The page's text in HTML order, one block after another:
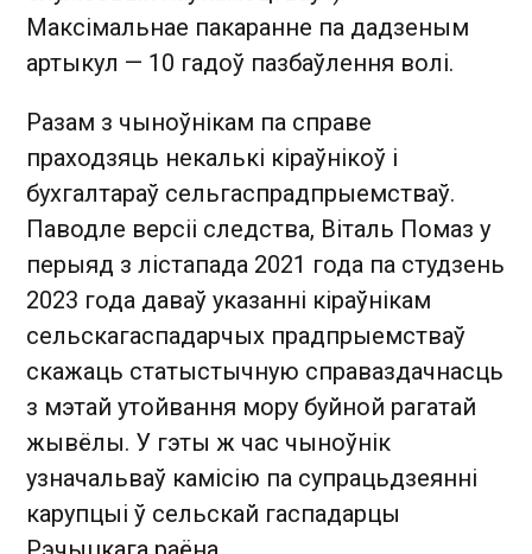
Максімальнае пакаранне па дадзеным
артыкул — 10 гадоў пазбаўлення волі.
Разам з чыноўнікам па справе
праходзяць некалькі кіраўнікоў і
бухгалтараў сельгаспрадпрыемстваў.
Паводле версіі следства, Віталь Помаз у
перыяд з лістапада 2021 года па студзень
2023 года даваў указанні кіраўнікам
сельскагаспадарчых прадпрыемстваў
скажаць статыстычную справаздачнасць
з мэтай утойвання мору буйной рагатай
жывёлы. У гэты ж час чыноўнік
узначальваў камісію па супрацьдзеянні
карупцыі ў сельскай гаспадарцы